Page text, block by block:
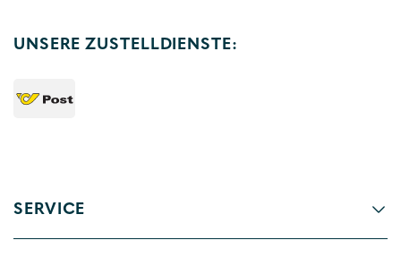
UNSERE ZUSTELLDIENSTE:
SERVICE